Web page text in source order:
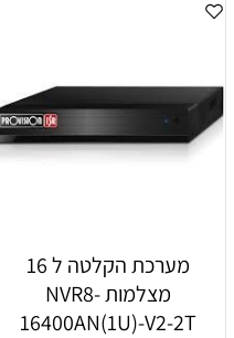
מערכת הקלטה ל 16
מצלמות NVR8-
16400AN(1U)-V2-2T